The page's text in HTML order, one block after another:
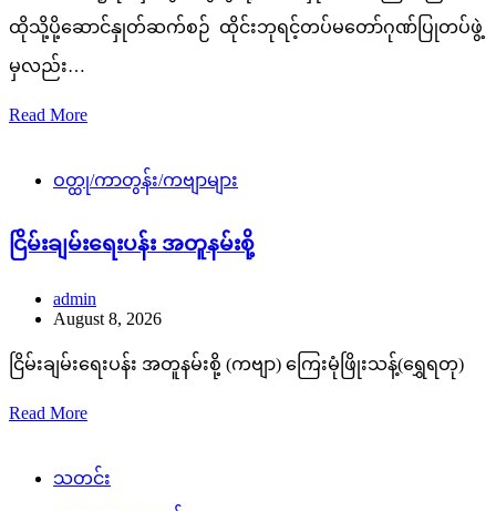
ထိုသို့ပို့ဆောင်နှုတ်ဆက်စဉ် ထိုင်းဘုရင့်တပ်မတော်ဂုဏ်ပြုတပ်ဖွဲ့
မှလည်း…
Read More
ဝတ္ထု/ကာတွန်း/ကဗျာများ
ငြိမ်းချမ်းရေးပန်း အတူနမ်းစို့
admin
August 8, 2026
ငြိမ်းချမ်းရေးပန်း အတူနမ်းစို့ (ကဗျာ) ကြေးမုံဖြိုးသန့်(ရွှေရတု)
Read More
သတင်း